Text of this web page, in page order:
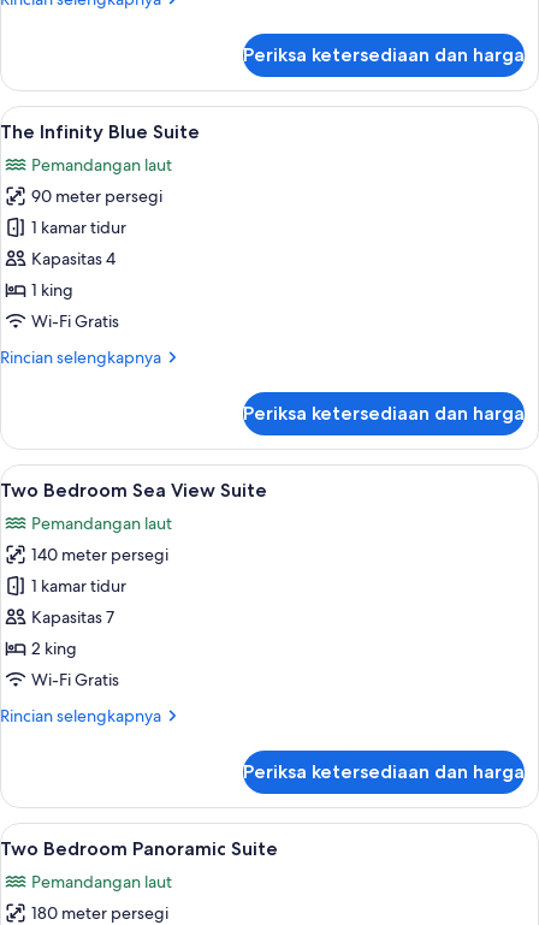
The
Azur
Suite
Periksa ketersediaan dan harga
Lihat
semua
foto
untuk
The
Infinity
Blue
Suite
The Infinity Blue Suite | Seprai
6
The Infinity Blue Suite
Pemandangan laut
90 meter persegi
1 kamar tidur
Kapasitas 4
1 king
Wi-Fi Gratis
Rincian selengkapnya
Rincian
The
Infinity
Blue
Periksa ketersediaan dan harga
Lihat
semua
foto
untuk
Two
Bedroom
Sea
View
Seprai premium, selimut bulu angsa,
6
Two Bedroom Sea View Suite
Pemandangan laut
140 meter persegi
1 kamar tidur
Kapasitas 7
2 king
Wi-Fi Gratis
Rincian selengkapnya
Rincian
Two
Bedroom
Sea
Suite
Periksa ketersediaan dan harga
Lihat
semua
foto
untuk
Seprai premium, selimut bulu angsa,
5
Two Bedroom Panoramic Suite
Pemandangan laut
180 meter persegi